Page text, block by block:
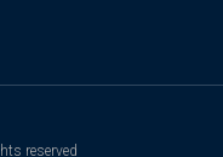
reserved